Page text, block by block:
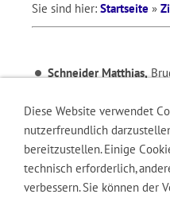
Sie sind hier: Startseite »
Schneider Matthias,
Diese Website verwendet
nutzerfreundlich
bereitzustellen. Einige
technisch erforderlich,
verbessern. Sie können der